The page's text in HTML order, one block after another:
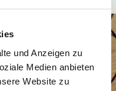
und Anzeigen zu
Medien anbieten
Website zu